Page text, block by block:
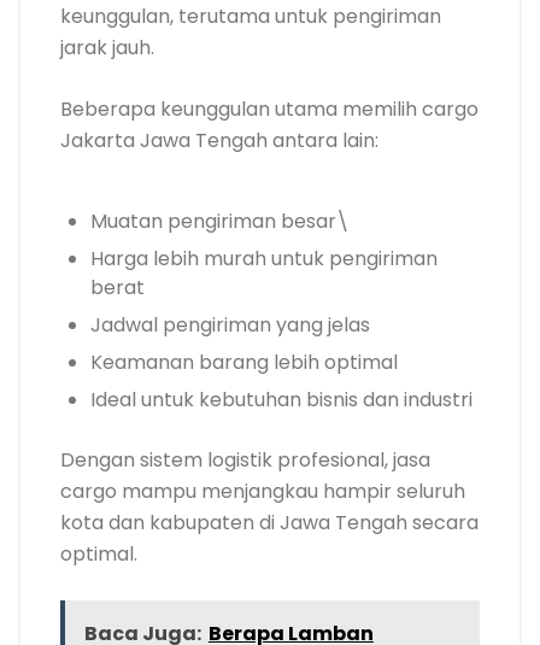
keunggulan, terutama untuk pengiriman
jarak jauh.
Beberapa keunggulan utama memilih cargo
Jakarta Jawa Tengah antara lain:
Muatan pengiriman besar\
Harga lebih murah untuk pengiriman
berat
Jadwal pengiriman yang jelas
Keamanan barang lebih optimal
Ideal untuk kebutuhan bisnis dan industri
Dengan sistem logistik profesional, jasa
cargo mampu menjangkau hampir seluruh
kota dan kabupaten di Jawa Tengah secara
optimal.
Baca Juga: Berapa Lamban